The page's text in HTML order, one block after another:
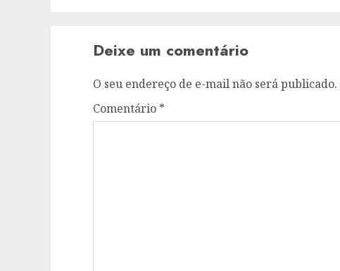
Deixe um comentário
O seu endereço de e-mail não será publicado.
Comentário *